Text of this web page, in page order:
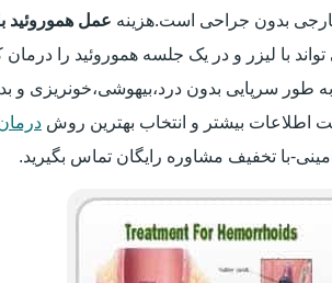
بدون جراحی است.هزینه عمل هموروئید
با لیزر و در یک جلسه هموروئید را درمان
به طور سرپایی بدون درد،بیهوشی،خونریزی و
اطلاعات بیشتر و انتخاب بهترین روش
با تخفیف مشاوره رایگان تماس بگیرید.